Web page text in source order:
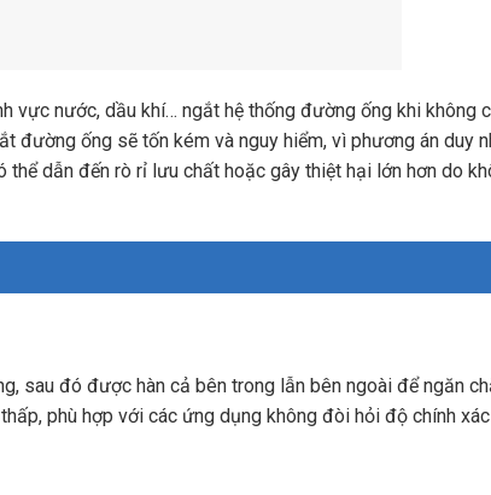
vực nước, dầu khí… ngắt hệ thống đường ống khi không
đường ống sẽ tốn kém và nguy hiểm, vì phương án duy
dẫn đến rò rỉ lưu chất hoặc gây thiệt hại lớn hơn do
sau đó được hàn cả bên trong lẫn bên ngoài để ngăn
phù hợp với các ứng dụng không đòi hỏi độ chính xác